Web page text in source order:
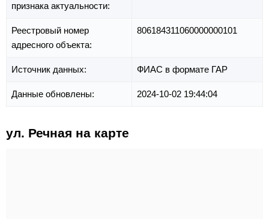
признака актуальности:
Реестровый номер
адресного объекта:
806184311060000000101
Источник данных: ФИАС в формате ГАР
Данные обновлены: 2024-10-02 19:44:04
ул. Речная на карте